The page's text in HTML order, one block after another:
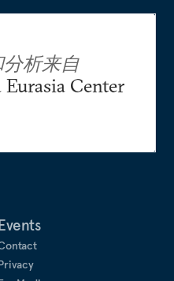
析来自
Eurasia Center